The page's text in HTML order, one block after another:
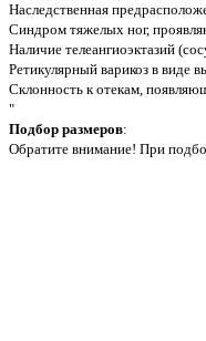
Наследственная
Синдром тяжелых ног,
Наличие телеангиоэктазий
Ретикулярный варикоз в виде
Склонность к отекам,
"
Подбор размеров:
Обратите внимание! При